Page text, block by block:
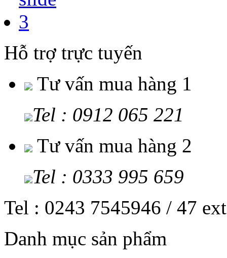
Hỗ trợ trực tuyến
Tư vấn mua hàng 1
Tel : 0912 065 221
Tư vấn mua hàng 2
Tel : 0333 995 659
Tel : 0243 7545946 / 47
Danh mục sản phẩm